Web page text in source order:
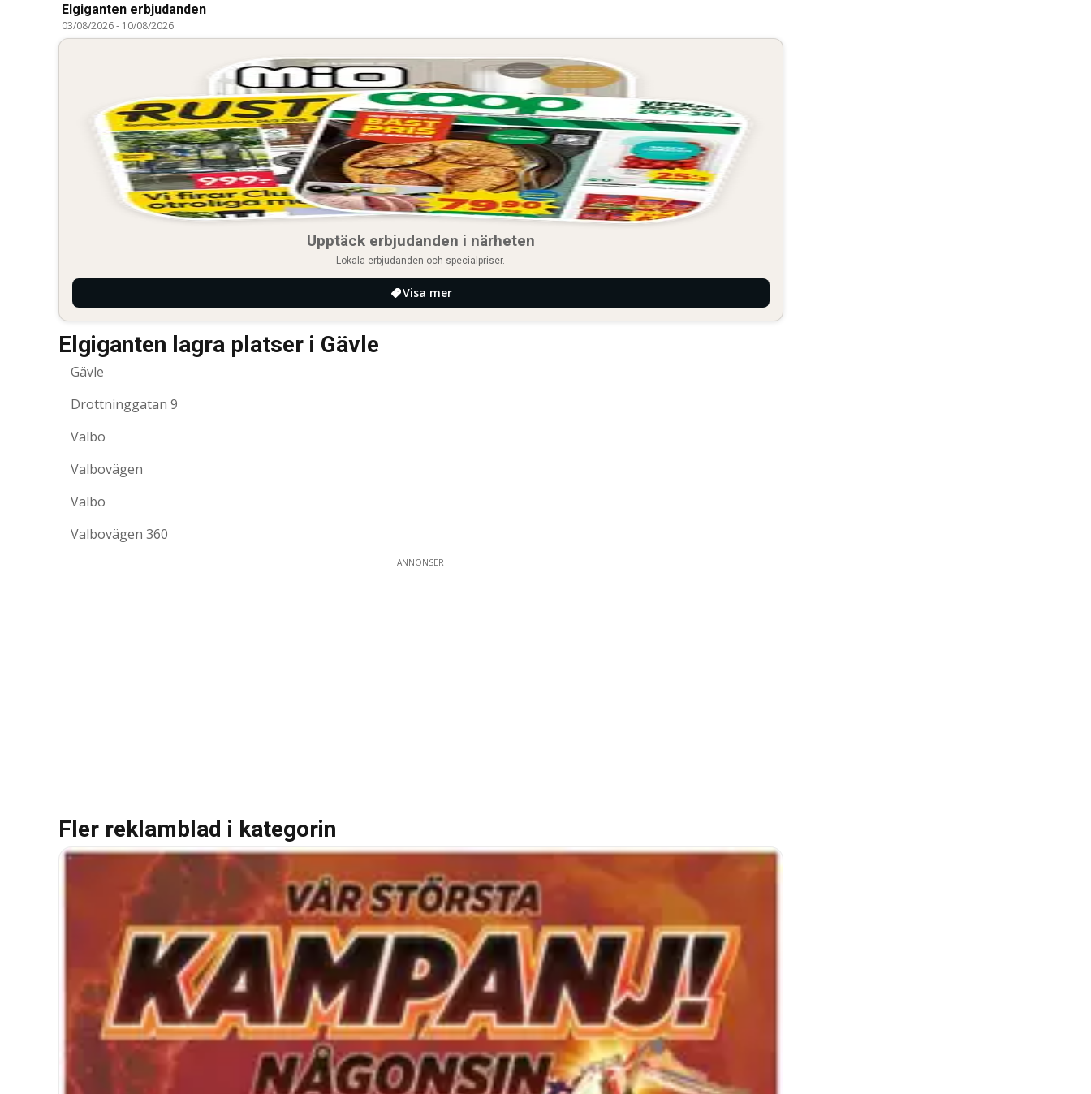
Elgiganten erbjudanden
03/08/2026- 10/08/2026
Upptäck erbjudanden i närheten
Lokala erbjudanden och specialpriser.
Visa mer
Elgiganten lagra platser i Gävle
Gävle
Drottninggatan 9
Valbo
Valbovägen
Valbo
Valbovägen 360
ANNONSER
Fler reklamblad i kategorin